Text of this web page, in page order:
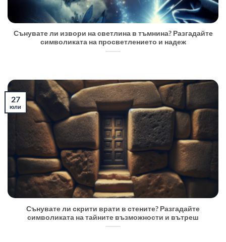
Сънувате ли извори на светлина в тъмнина? Разгадайте
символиката на просветлението и надеж
Сънувате ли скрити врати в стените? Разгадайте
символиката на тайните възможности и вътреш
27
юли